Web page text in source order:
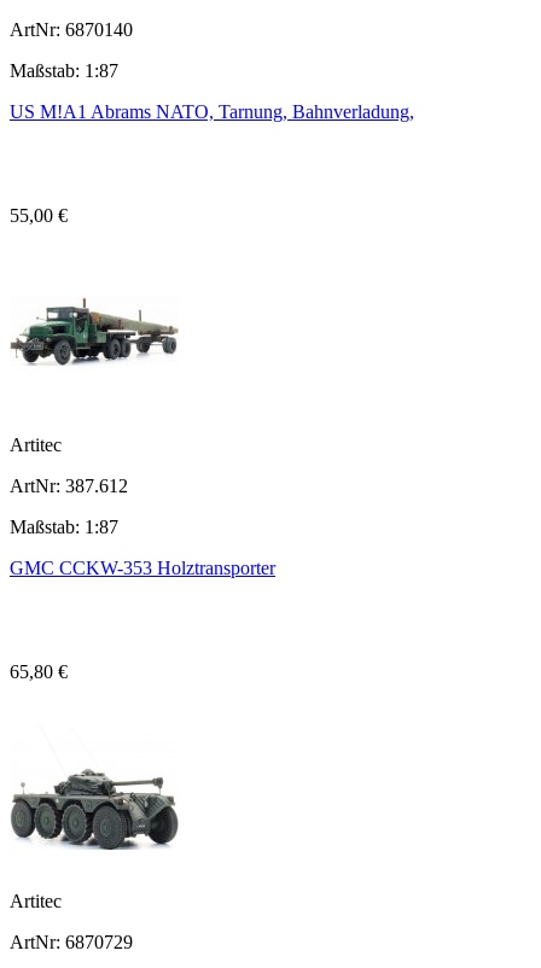
ArtNr: 6870140
Maßstab: 1:87
US M!A1 Abrams NATO, Tarnung, Bahnverladung,
55,00 €
Artitec
ArtNr: 387.612
Maßstab: 1:87
GMC CCKW-353 Holztransporter
65,80 €
Artitec
ArtNr: 6870729